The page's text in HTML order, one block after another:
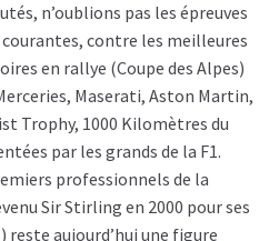
n’oublions pas les épreuves
contre les meilleures
en rallye (Coupe des Alpes)
Maserati, Aston Martin,
Trophy, 1000 Kilomètres du
par les grands de la F1.
professionnels de la
Sir Stirling en 2000 pour ses
reste aujourd’hui une figure